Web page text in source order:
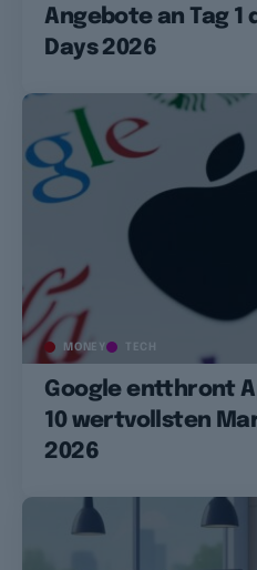
Angebote an Tag 1
Days 2026
MONEY TECH
Google entthront
10 wertvollsten
2026